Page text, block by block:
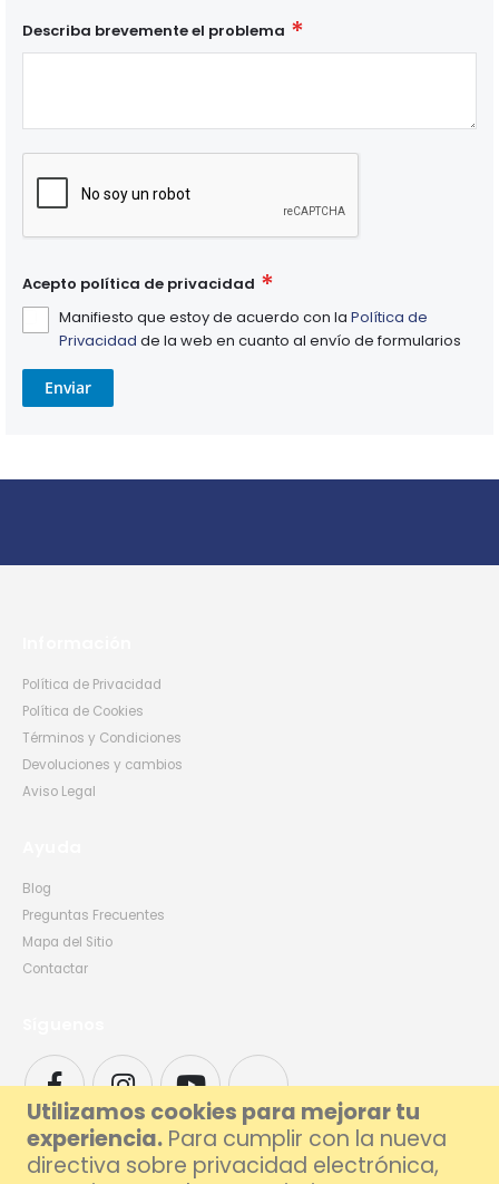
Utilizamos cookies para mejorar tu
experiencia. Para cumplir con la nueva
directiva sobre privacidad electrónica,
Describa brevemente el problema
Acepto política de privacidad
Manifiesto que estoy de acuerdo con la Política de
Privacidad de la web en cuanto al envío de formularios
Enviar
Política de Privacidad
Política de Cookies
Términos y Condiciones
Devoluciones y cambios
Aviso Legal
Blog
Preguntas Frecuentes
Mapa del Sitio
Contactar